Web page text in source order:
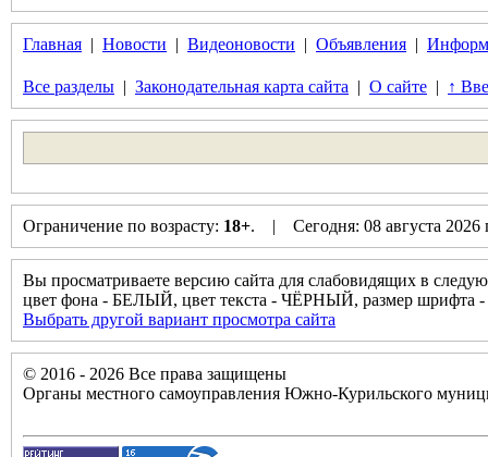
Главная | Новости | Видеоновости | Объявления |
Все разделы | Законодательная карта сайта | О сайте | ↑
Ограничение по возрасту: 18+. | Сегодня: 08 августа
Вы просматриваете версию сайта для слабовидящих в
цвет фона - БЕЛЫЙ, цвет текста - ЧЁРНЫЙ, размер
Выбрать другой вариант просмотра сайта
© 2016 - 2026 Все права защищены
Органы местного самоуправления Южно-Курильского